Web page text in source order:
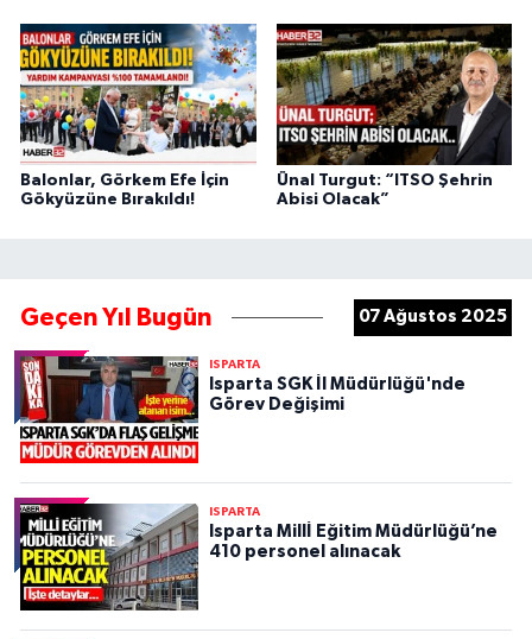
Balonlar, Görkem Efe İçin
Gökyüzüne Bırakıldı!
Ünal Turgut: “ITSO Şehrin
Abisi Olacak”
Geçen Yıl Bugün 07 Ağustos 2025
ISPARTA
Isparta SGK İl Müdürlüğü'nde
Görev Değişimi
ISPARTA
Isparta Millİ Eğitim Müdürlüğü’ne
410 personel alınacak